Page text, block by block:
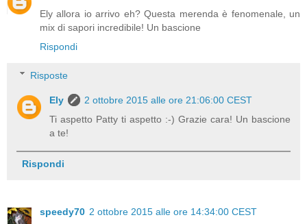
Ely allora io arrivo eh? Questa merenda è fenomenale, un
mix di sapori incredibile! Un bascione
Rispondi
Risposte
Ely
2 ottobre 2015 alle ore 21:06:00 CEST
Ti aspetto Patty ti aspetto :-) Grazie cara! Un bascione
a te!
Rispondi
speedy70 2 ottobre 2015 alle ore 14:34:00 CEST